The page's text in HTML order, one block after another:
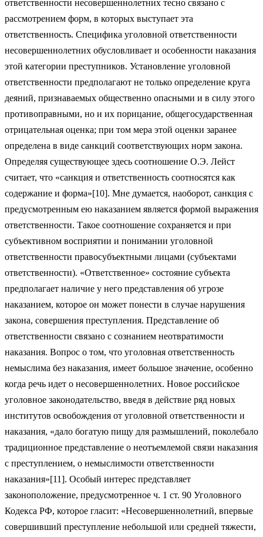
ответственности несовершеннолетних тесно связано с
рассмотрением форм, в которых выступает эта
ответственность. Специфика уголовной ответственности
несовершеннолетних обусловливает и особенности наказания
этой категории преступников. Установление уголовной
ответственности предполагают не только определение круга
деяний, признаваемых общественно опасными и в силу этого
противоправными, но и их порицание, общегосударственная
отрицательная оценка; при том мера этой оценки заранее
определена в виде санкций соответствующих норм закона.
Определяя существующее здесь соотношение О.Э. Лейст
считает, что «санкция и ответственность соотносятся как
содержание и форма»[10]. Мне думается, наоборот, санкция с
предусмотренным ею наказанием является формой выражения
ответственности. Такое соотношение сохраняется и при
субъективном восприятии и понимании уголовной
ответственности правосубъектными лицами (субъектами
ответственности). «Ответственное» состояние субъекта
предполагает наличие у него представления об угрозе
наказанием, которое он может понести в случае нарушения
закона, совершения преступления. Представление об
ответственности связано с сознанием неотвратимости
наказания. Вопрос о том, что уголовная ответственность
немыслима без наказания, имеет большое значение, особенно
когда речь идет о несовершеннолетних. Новое российское
уголовное законодательство, введя в действие ряд новых
институтов освобождения от уголовной ответственности и
наказания, «дало богатую пищу для размышлений, поколебало
традиционное представление о неотъемлемой связи наказания
с преступлением, о немыслимости ответственности
наказания»[11]. Особый интерес представляет
законоположение, предусмотренное ч. 1 ст. 90 Уголовного
Кодекса РФ, которое гласит: «Несовершеннолетний, впервые
совершивший преступление небольшой или средней тяжести,